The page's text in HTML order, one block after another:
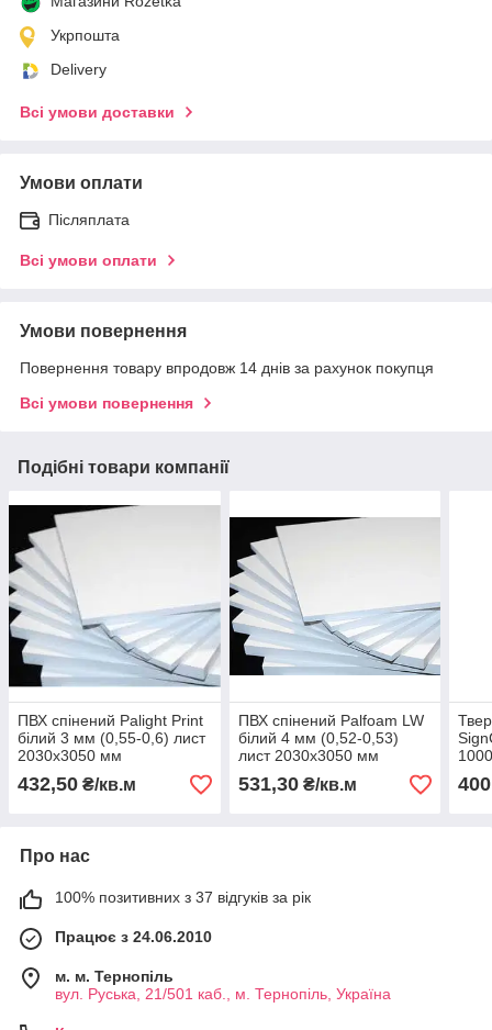
Укрпошта
Delivery
Всі умови доставки
Умови оплати
Післяплата
Всі умови оплати
Умови повернення
Повернення товару впродовж 14 днів за рахунок покупця
Всі умови повернення
Подібні товари компанії
ПВХ спінений Palight Print
білий 3 мм (0,55-0,6) лист
2030х3050 мм
432,50 ₴/кв.м
ПВХ спінений Palfoam LW
білий 4 мм (0,52-0,53)
лист 2030х3050 мм
531,30₴/кв.м
Про нас
100% позитивних з 37 відгуків за рік
Працює з 24.06.2010
м. м. Тернопіль
вул. Руська, 21/501 каб., м. Тернопіль, Україна